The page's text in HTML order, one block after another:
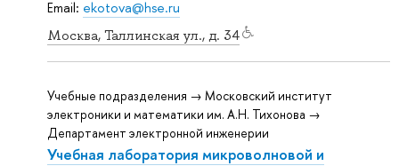
Email: ekotova@hse.ru
Москва, Таллинская ул., д. 34
Учебные подразделения → Московский институт
электроники и математики им. А.Н. Тихонова →
Департамент электронной инженерии
Учебная лаборатория микроволновой и